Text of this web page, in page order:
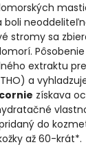
boli
stromy sa
extraktu
a
získava
do
až 60-krát*.